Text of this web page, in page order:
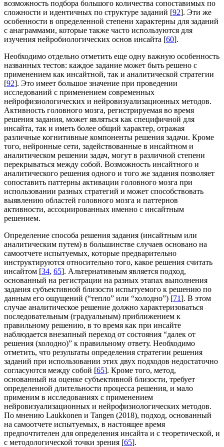
возможность подбора большого количества сопоставимых по
сложности и идентичных по структуре заданий [92]. Эти же
особенности в определенной степени характерны для заданий
с анаграммами, которые также часто используются для
изучения нейробиологических основ инсайта [60].
Необходимо отдельно отметить еще одну важную особенность
названных тестов: каждое задание может быть решено с
применением как инсайтной, так и аналитической стратегии
[92]. Это имеет большое значение при проведении
исследований с применением современных
нейрофизиологических и нейровизуализационных методов.
Активность головного мозга, регистрируемая во время
решения задания, может являться как специфичной для
инсайта, так и иметь более общий характер, отражая
различные когнитивные компоненты решения задачи. Кроме
того, нейронные сети, задействованные в инсайтном и
аналитическом решении задач, могут в различной степени
перекрываться между собой. Возможность инсайтного и
аналитического решения одного и того же задания позволяет
сопоставить паттерны активации головного мозга при
использовании разных стратегий и может способствовать
выявлению областей головного мозга и паттернов
активности, ассоциированных именно с инсайтным
решением.
Определение способа решения задания (инсайтным или
аналитическим путем) в большинстве случаев основано на
самоотчете испытуемых, которые предварительно
инструктируются относительно того, какое решения считать
инсайтом [34, 65]. Альтернативным является подход,
основанный на регистрации на разных этапах выполнения
задания субъективной близости испытуемого к решению по
данным его ощущений (“тепло” или “холодно”) [71]. В этом
случае аналитическое решение должно характеризоваться
последовательным (градуальным) приближением к
правильному решению, в то время как при инсайте
наблюдается внезапный переход от состояния “далек от
решения (холодно)” к правильному ответу. Необходимо
отметить, что результаты определения стратегии решения
заданий при использовании этих двух подходов недостаточно
согласуются между собой [65]. Кроме того, метод,
основанный на оценке субъективной близости, требует
определенной длительности процесса решения, и мало
применим в исследованиях с применением
нейровизуализационных и нейрофизиологических методов.
По мнению Laukkonen и Tangen (2018), подход, основанный
на самоотчете испытуемых, в настоящее время
предпочтителен для определения инсайта и с теоретической, и
с методологической точки зрения [65].